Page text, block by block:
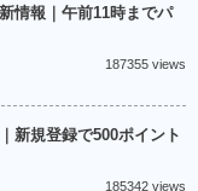
情報｜午前11時までパ
187355 views
新規登録で500ポイント
185342 views